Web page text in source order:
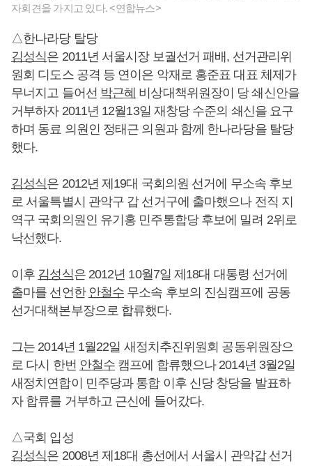
자회견을 가지고 있다. <연합뉴스>
△한나라당 탈당
김성식은 2011년 서울시장 보궐선거 패배, 선거관리위
원회 디도스 공격 등 연이은 악재로 홍준표 대표 체제가
무너지고 들어선 박근혜 비상대책위원장이 당 쇄신안을
거부하자 2011년 12월13일 재창당 수준의 쇄신을 요구
하며 동료 의원인 정태근 의원과 함께 한나라당을 탈당
했다.
김성식은 2012년 제19대 국회의원 선거에 무소속 후보
로 서울특별시 관악구 갑 선거구에 출마했으나 전직 지
역구 국회의원인 유기홍 민주통합당 후보에 밀려 2위로
낙선했다.
이후 김성식은 2012년 10월7일 제18대 대통령 선거에
출마를 선언한 안철수 무소속 후보의 진심캠프에 공동
선거대책본부장으로 합류했다.
그는 2014년 1월22일 새정치추진위원회 공동위원장으
로 다시 한번 안철수 캠프에 합류했으나 2014년 3월2일
새정치연합이 민주당과 통합 이후 신당 창당을 발표하
자 합류를 거부하고 근신에 들어갔다.
△국회 입성
김성식은 2008년 제18대 총선에서 서울시 관악갑 선거